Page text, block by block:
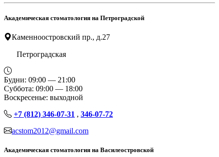
Академическая стоматология на Петроградской
Каменноостровский пр., д.27
Петроградская
Будни: 09:00 — 21:00
Суббота: 09:00 — 18:00
Воскресенье: выходной
+7 (812) 346-07-31 , 346-07-72
acstom2012@gmail.com
Академическая стоматология на Василеостровской